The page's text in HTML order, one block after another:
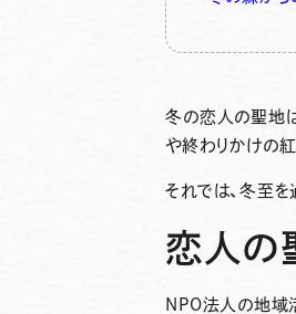
冬の恋人の聖地
や終わりかけの
それでは、冬至を
恋人の
NPO法人の地域